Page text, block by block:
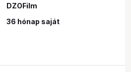
DZOFilm
36 hónap saját